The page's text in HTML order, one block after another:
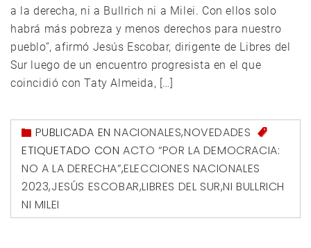
a la derecha, ni a Bullrich ni a Milei. Con ellos solo
habrá más pobreza y menos derechos para nuestro
pueblo”, afirmó Jesús Escobar, dirigente de Libres del
Sur luego de un encuentro progresista en el que
coincidió con Taty Almeida, […]
PUBLICADA ENNACIONALES,NOVEDADES
ETIQUETADO CON ACTO “POR LA DEMOCRACIA:
NO A LA DERECHA”,ELECCIONES NACIONALES
2023,JESÚS ESCOBAR,LIBRES DEL SUR,NI BULLRICH
NI MILEI